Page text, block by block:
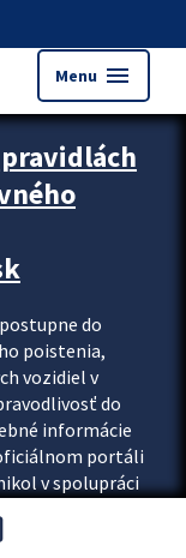
Menu menu
pravidlách
do
poistenia,
vozidiel v
do
informácie
portáli
v spolupráci
vnútra SR.